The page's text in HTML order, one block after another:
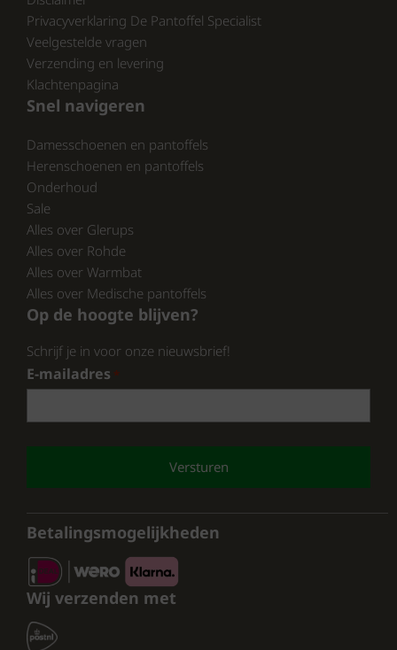
Privacyverklaring De Pantoffel Specialist
Veelgestelde vragen
Verzending en levering
Klachtenpagina
Snel navigeren
Damesschoenen en pantoffels
Herenschoenen en pantoffels
Onderhoud
Sale
Alles over Glerups
Alles over Rohde
Alles over Warmbat
Alles over Medische pantoffels
Op de hoogte blijven?
Schrijf je in voor onze nieuwsbrief!
E-mailadres *
CAPTCHA
Betalingsmogelijkheden
Wij verzenden met